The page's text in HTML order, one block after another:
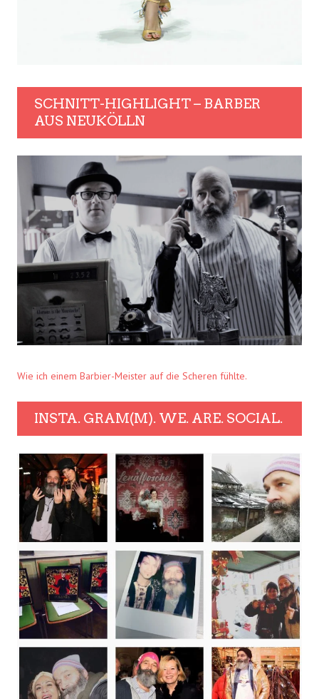
SCHNITT-HIGHLIGHT – BARBER
AUS NEUKÖLLN
Wie ich einem Barbier-Meister auf die Scheren fühlte.
INSTA. GRAM(M). WE. ARE. SOCIAL.